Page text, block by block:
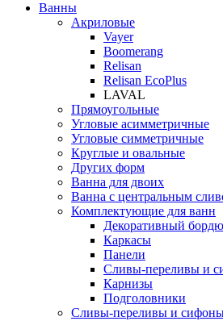
Ванны
Акриловые
Vayer
Boomerang
Relisan
Relisan EcoPlus
LAVAL
Прямоугольные
Угловые асимметричные
Угловые симметричные
Круглые и овальные
Других форм
Ванна для двоих
Ванна с центральным
Комплектующие для ванн
Декоративный
Каркасы
Панели
Сливы-переливы и
Карнизы
Подголовники
Сливы-переливы и